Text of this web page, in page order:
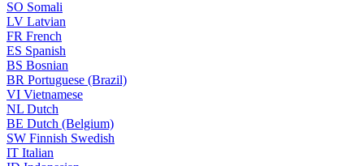
SO Somali
LV Latvian
FR French
ES Spanish
BS Bosnian
BR Portuguese (Brazil)
VI Vietnamese
NL Dutch
BE Dutch (Belgium)
SW Finnish Swedish
IT Italian